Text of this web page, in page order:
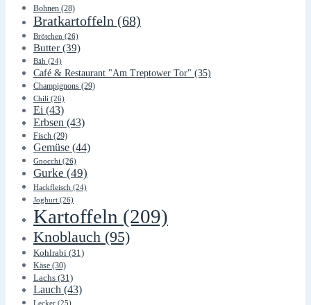
Bohnen (28)
Bratkartoffeln (68)
Brötchen (26)
Butter (39)
Bäh (24)
Café & Restaurant "Am Treptower Tor" (35)
Champignons (29)
Chili (26)
Ei (43)
Erbsen (43)
Fisch (29)
Gemüse (44)
Gnocchi (26)
Gurke (49)
Hackfleisch (24)
Joghurt (26)
Kartoffeln (209)
Knoblauch (95)
Kohlrabi (31)
Käse (30)
Lachs (31)
Lauch (43)
Lecker (25)